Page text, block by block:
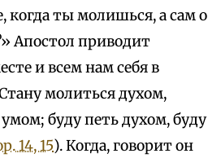
когда ты молишься, а сам о
Апостол приводит
и всем нам себя в
молиться духом,
буду петь духом, буду
14, 15). Когда, говорит он